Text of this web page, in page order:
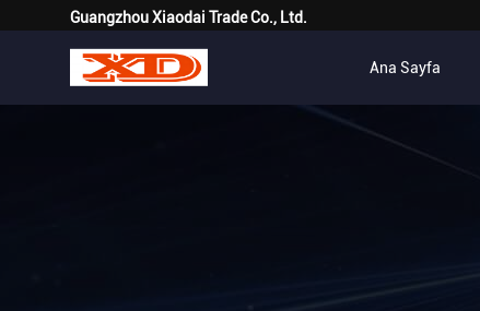
Guangzhou Xiaodai Trade Co., Ltd.
Ana Sayfa